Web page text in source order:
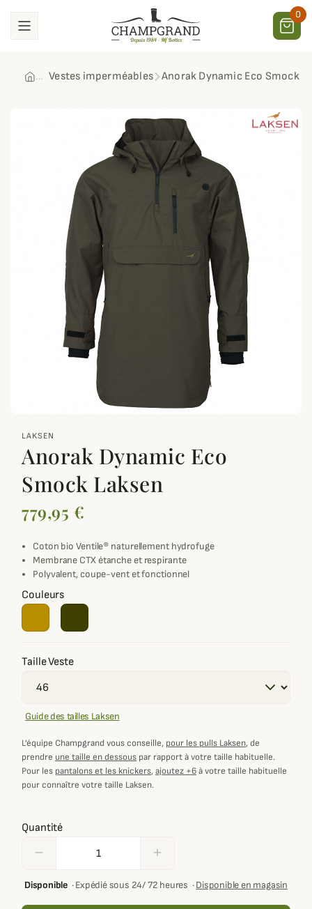
0
Vestes imperméables Anorak Dynamic Eco Smock
LAKSEN
Anorak Dynamic Eco
Smock Laksen
779,95 €
Coton bio Ventile® naturellement hydrofuge
Membrane CTX étanche et respirante
Polyvalent, coupe-vent et fonctionnel
Couleurs
Taille Veste
Guide des tailles Laksen
L’équipe Champgrand vous conseille, pour les pulls Laksen, de
prendre une taille en dessous par rapport à votre taille habituelle.
Pour les pantalons et les knickers, ajoutez +6à votre taille habituelle
pour connaître votre taille Laksen.
Quantité
remove add
Disponible·Expédié sous 24/ 72 heures ·Disponible en magasin